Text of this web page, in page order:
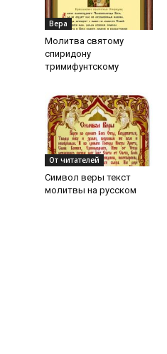
Вера
Молитва святому
спиридону
тримифунтскому
От читателей
Символ веры текст
молитвы на русском